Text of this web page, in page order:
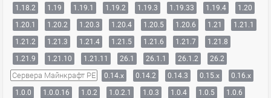
1.18.2
1.19 1.19.1 1.19.2 1.19.3 1.19.33 1.19.4
1.20
1.20.1
1.20.2 1.20.3 1.20.4 1.20.5 1.20.6 1.21
1.21.1
1.21.2
1.21.3 1.21.4 1.21.5 1.21.6 1.21.7
1.21.8
1.21.9
1.21.10 1.21.11 26.1 26.1.1 26.1.2 26.2
Сервера Майнкрафт PE 0.14.x 0.14.2 0.14.3 0.15.x
0.16.x
1.0.0
1.0.0.16 1.0.2 1.0.2.1 1.0.3 1.0.4 1.0.5
1.0.6